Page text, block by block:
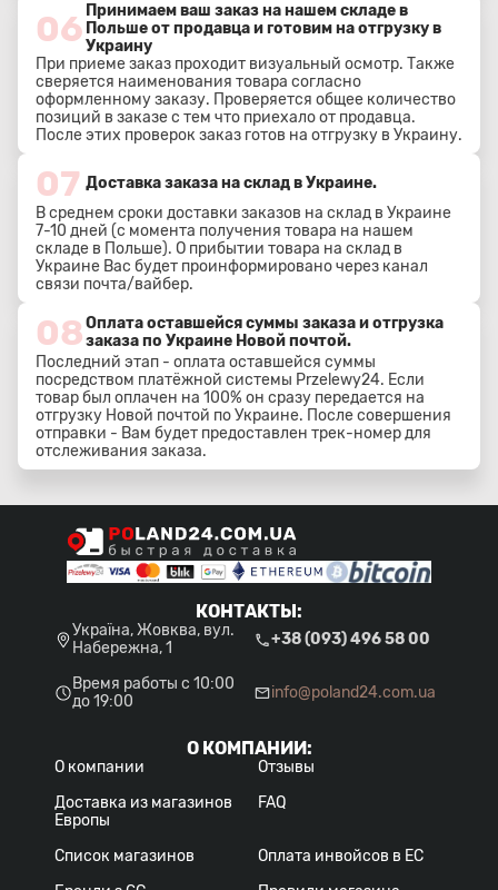
06 Принимаем ваш заказ на нашем складе в
Польше от продавца и готовим на отгрузку в
Украину
При приеме заказ проходит визуальный осмотр. Также
сверяется наименования товара согласно
оформленному заказу. Проверяется общее количество
позиций в заказе с тем что приехало от продавца.
После этих проверок заказ готов на отгрузку в Украину.
07 Доставка заказа на склад в Украине.
В среднем сроки доставки заказов на склад в Украине
7-10 дней (с момента получения товара на нашем
складе в Польше). О прибытии товара на склад в
Украине Вас будет проинформировано через канал
связи почта/вайбер.
08Оплата оставшейся суммы заказа и отгрузка
заказа по Украине Новой почтой.
Последний этап - оплата оставшейся суммы
посредством платёжной системы Przelewy24. Если
товар был оплачен на 100% он сразу передается на
отгрузку Новой почтой по Украине. После совершения
отправки - Вам будет предоставлен трек-номер для
отслеживания заказа.
О КОМПАНИИ :
О компании
Доставка из магазинов
Европы
Список магазинов
Отзывы
FAQ
Оплата инвойсов в ЕС
КОНТАКТЫ :
Україна, Жовква, вул.
Набережна, 1
Время работы с 10:00
до 19:00
+38 (093) 496 58 00
info@poland24.com.ua